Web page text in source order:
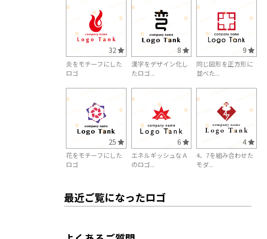
32
炎をモチーフにした
ロゴ
8
漢字をデザイン化し
たロゴ...
9
同じ図形を正方形に
並べた...
25
花をモチーフにした
ロゴ
6
エネルギッシュなＡ
のロゴ...
4
4、7を組み合わせた
モダ...
最近ご覧になったロゴ